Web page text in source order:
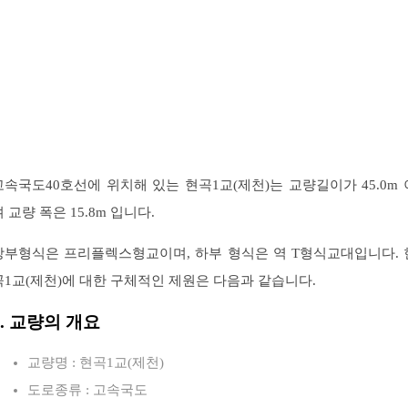
속국도40호선에 위치해 있는 현곡1교(제천)는 교량길이가 45.0m
교량 폭은 15.8m 입니다.
부형식은 프리플렉스형교이며, 하부 형식은 역 T형식교대입니다.
1교(제천)에 대한 구체적인 제원은 다음과 같습니다.
교량의 개요
교량명 : 현곡1교(제천)
도로종류 : 고속국도